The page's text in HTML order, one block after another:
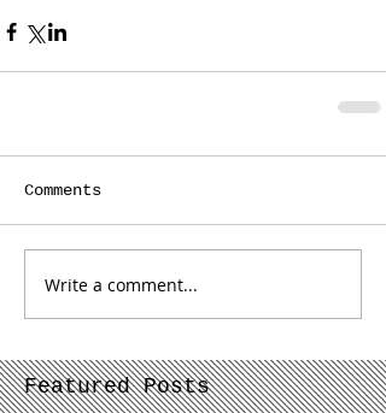
Comments
Write a comment...
Featured Posts